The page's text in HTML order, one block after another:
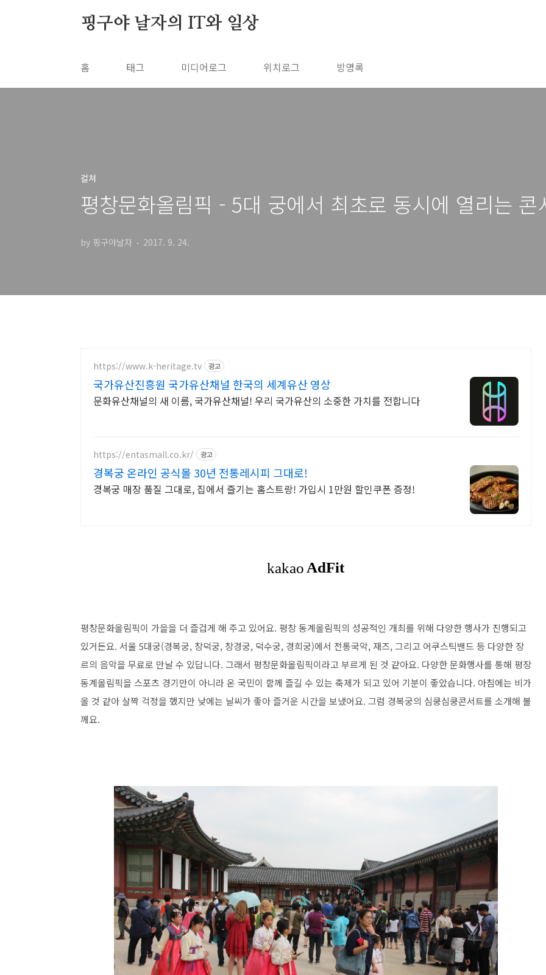
핑구야 날자의 IT와 일상
홈 태그 미디어로그 위치로그 방명록
컬쳐
평창문화올림픽 - 5대 궁에서 최초로 동시에 열리는
by 핑구야날자 2017. 9. 24.
https://www.k-heritage.tv 광고
국가유산진흥원 국가유산채널 한국의 세계유산 영상
문화유산채널의 새 이름, 국가유산채널! 우리 국가유산의 소중한 가치를 전합니다
https://entasmall.co.kr/ 광고
경복궁 온라인 공식몰 30년 전통레시피 그대로!
경복궁 매장 품질 그대로, 집에서 즐기는 홈스트랑! 가입시 1만원 할인쿠폰 증정!
평창문화올림픽이 가을을 더 즐겁게 해 주고 있어요. 평창 동계올림픽의 성공적인 개최를 위해 다양한 행사가 진행되고
있거든요. 서울 5대궁(경복궁, 창덕궁, 창경궁, 덕수궁, 경희궁)에서 전통국악, 재즈, 그리고 어쿠스틱밴드 등 다양한 장
르의 음악을 무료로 만날 수 있답니다. 그래서 평창문화올림픽이라고 부르게 된 것 같아요. 다양한 문화행사를 통해 평장
동계올림픽을 스포츠 경기만이 아니라 온 국민이 함께 즐길 수 있는 축제가 되고 있어 기분이 좋았습니다. 아침에는 비가
올 것 같아 살짝 걱정을 했지만 낮에는 날씨가 좋아 즐거운 시간을 보냈어요. 그럼 경복궁의 심쿵심쿵콘서트를 소개해 볼
께요.